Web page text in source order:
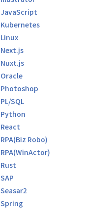
JavaScript
Kubernetes
Linux
Next.js
Nuxt.js
Oracle
Photoshop
PL/SQL
Python
React
RPA(Biz Robo)
RPA(WinActor)
Rust
SAP
Seasar2
Spring